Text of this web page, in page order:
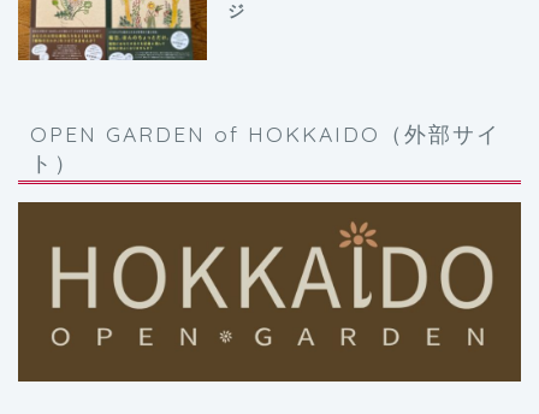
ジ
OPEN GARDEN of HOKKAIDO（外部サイ
ト）